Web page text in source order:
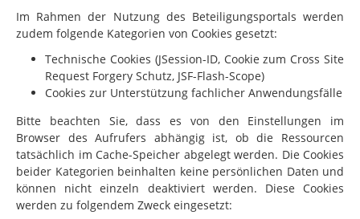
Im Rahmen der Nutzung des Beteiligungsportals werden
zudem folgende Kategorien von Cookies gesetzt:
Technische Cookies (JSession-ID, Cookie zum Cross Site
Request Forgery Schutz, JSF-Flash-Scope)
Cookies zur Unterstützung fachlicher Anwendungsfälle
Bitte beachten Sie, dass es von den Einstellungen im
Browser des Aufrufers abhängig ist, ob die Ressourcen
tatsächlich im Cache-Speicher abgelegt werden. Die Cookies
beider Kategorien beinhalten keine persönlichen Daten und
können nicht einzeln deaktiviert werden. Diese Cookies
werden zu folgendem Zweck eingesetzt: